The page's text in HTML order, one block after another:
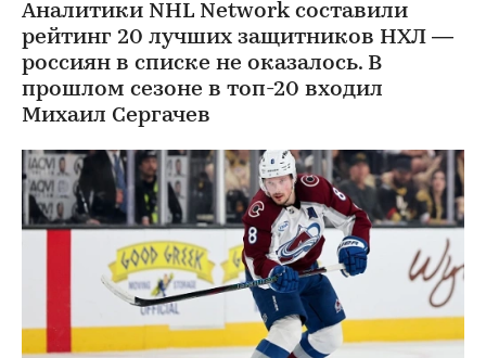
Аналитики NHL Network составили
рейтинг 20 лучших защитников НХЛ —
россиян в списке не оказалось. В
прошлом сезоне в топ-20 входил
Михаил Сергачев